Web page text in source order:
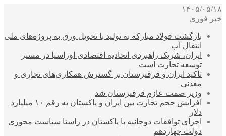
۱۴۰۵/۰۵/۱۸
خبر فوری
بازگشت فولاد مبارکه به تولید با تحویل ورق به پروژه‌های ملی
انتقال آب
ایران، شریک راهبردی اتحادیه اقتصادی اوراسیا در مسیر
توسعه تجارت است
تاکید ایران و قرقیزستان بر گسترش همکاری‌های تجاری و
معدنی
وزیر صمت عازم قرقیزستان شد
افزایش حجم تجارت بین ایران و پاکستان به رقم ۱۰ میلیارد
دلار
اجرای توافقات دوجانبه با پاکستان در راستا سیاست محوری
دولت چهاردهم